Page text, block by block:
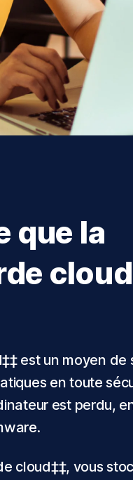
que la
est un moyen de
en toute
est perdu,
cloud‡‡, vous